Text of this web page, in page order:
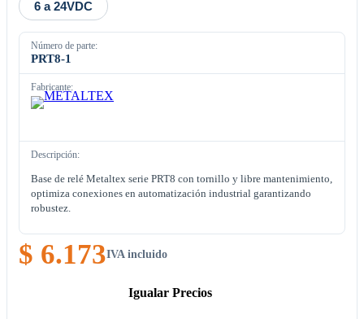
6 a 24VDC
Número de parte:
PRT8-1
Fabricante:
Descripción:
Base de relé Metaltex serie PRT8 con tornillo y libre mantenimiento,
optimiza conexiones en automatización industrial garantizando
robustez.
$ 6.173IVA incluido
Igualar Precios